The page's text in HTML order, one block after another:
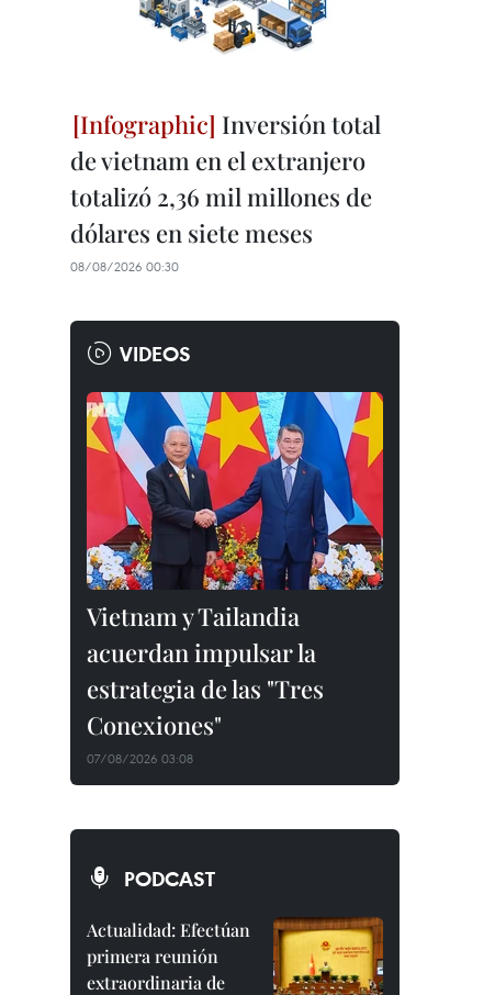
Inversión total
de vietnam en el extranjero
totalizó 2,36 mil millones de
dólares en siete meses
08/08/2026 00:30
VIDEOS
Vietnam y Tailandia
acuerdan impulsar la
estrategia de las "Tres
Conexiones"
07/08/2026 03:08
PODCAST
Actualidad: Efectúan
primera reunión
extraordinaria de